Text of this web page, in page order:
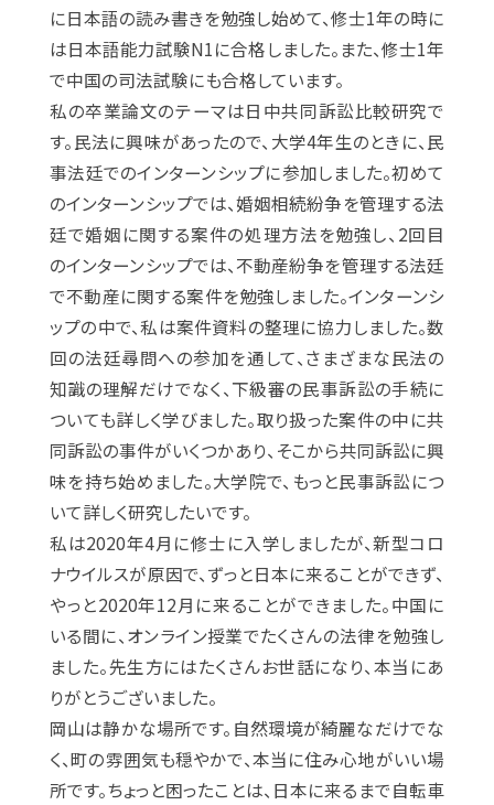
に日本語の読み書きを勉強し始めて、修士1年の時に
は日本語能力試験N1に合格しました。また、修士1年
で中国の司法試験にも合格しています。
私の卒業論文のテーマは日中共同訴訟比較研究で
す。民法に興味があったので、大学4年生のときに、民
事法廷でのインターンシップに参加しました。初めて
のインターンシップでは、婚姻相続紛争を管理する法
廷で婚姻に関する案件の処理方法を勉強し、2回目
のインターンシップでは、不動産紛争を管理する法廷
で不動産に関する案件を勉強しました。インターンシ
ップの中で、私は案件資料の整理に協力しました。数
回の法廷尋問への参加を通して、さまざまな民法の
知識の理解だけでなく、下級審の民事訴訟の手続に
ついても詳しく学びました。取り扱った案件の中に共
同訴訟の事件がいくつかあり、そこから共同訴訟に興
味を持ち始めました。大学院で、もっと民事訴訟につ
いて詳しく研究したいです。
私は2020年4月に修士に入学しましたが、新型コロ
ナウイルスが原因で、ずっと日本に来ることができず、
やっと2020年12月に来ることができました。中国に
いる間に、オンライン授業でたくさんの法律を勉強し
ました。先生方にはたくさんお世話になり、本当にあ
りがとうございました。
岡山は静かな場所です。自然環境が綺麗なだけでな
く、町の雰囲気も穏やかで、本当に住み心地がいい場
所です。ちょっと困ったことは、日本に来るまで自転車